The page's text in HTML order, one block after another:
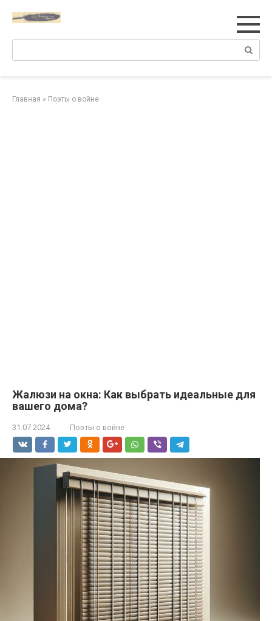
Главная » Поэты о войне
Жалюзи на окна: Как выбрать идеальные для
вашего дома?
31.07.2024 Поэты о войне